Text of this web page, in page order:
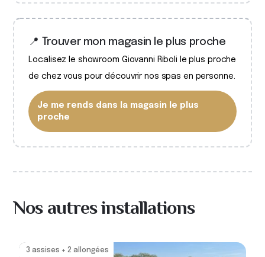
📍 Trouver mon magasin le plus proche
Localisez le showroom Giovanni Riboli le plus proche
de chez vous pour découvrir nos spas en personne.
Je me rends dans la magasin le plus
proche
Nos autres installations
3 assises + 2 allongées